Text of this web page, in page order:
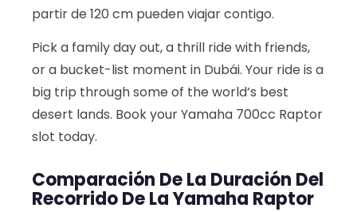
partir de 120 cm pueden viajar contigo.
Pick a family day out, a thrill ride with friends,
or a bucket-list moment in Dubái. Your ride is a
big trip through some of the world’s best
desert lands. Book your Yamaha 700cc Raptor
slot today.
Comparación De La Duración Del
Recorrido De La Yamaha Raptor